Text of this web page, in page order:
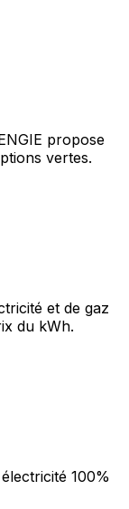
propose
vertes.
et de gaz
du kWh.
100%